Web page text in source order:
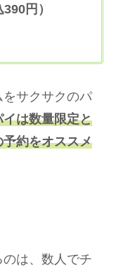
円）
サクサクのパ
は数量限定と
約をオススメ
は、数人でチ